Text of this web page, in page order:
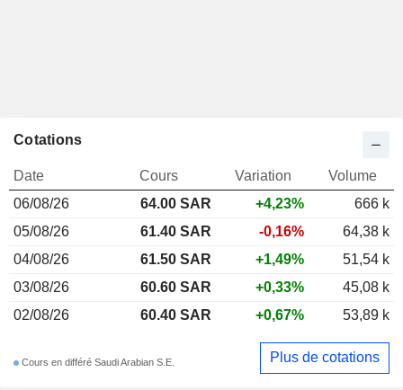
Cotations
Date Cours Variation
Volume
06/08/26
64.00 SAR +4,23%
666 k
05/08/26
61.40 SAR -0,16%
64,38 k
04/08/26
61.50 SAR +1,49%
51,54 k
03/08/26
60.60 SAR +0,33%
45,08 k
02/08/26
60.40 SAR +0,67% 53,89 k
Cours en différé Saudi Arabian S.E. Plus de cotations